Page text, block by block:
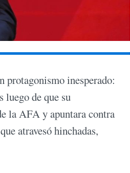
protagonismo inesperado:
luego de que su
la AFA y apuntara contra
atravesó hinchadas,